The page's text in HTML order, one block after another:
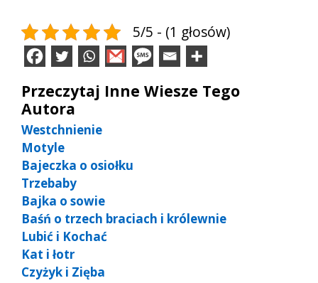
5/5 - (1 głosów)
Przeczytaj Inne Wiesze Tego
Autora
Westchnienie
Motyle
Bajeczka o osiołku
Trzebaby
Bajka o sowie
Baśń o trzech braciach i królewnie
Lubić i Kochać
Kat i łotr
Czyżyk i Zięba